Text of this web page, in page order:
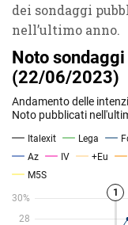
dei sondaggi
nell’ultimo anno.